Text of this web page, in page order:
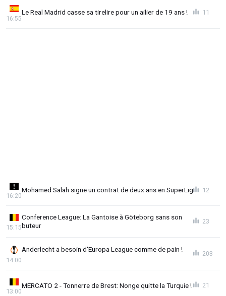
Le Real Madrid casse sa tirelire pour un ailier de 19 ans !
16:55
11
Mohamed Salah signe un contrat de deux ans en SüperLig
16:20
12
Conference League: La Gantoise à Göteborg sans son
buteur
15:15
23
Anderlecht a besoin d'Europa League comme de pain !
14:00
203
MERCATO 2 - Tonnerre de Brest: Nonge quitte la Turquie !
13:00
21